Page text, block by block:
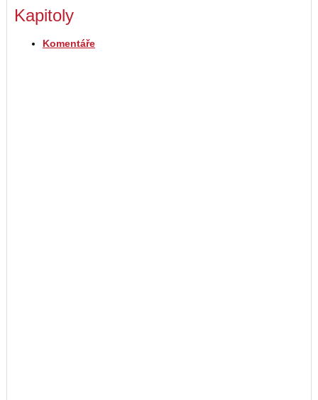
Kapitoly
Komentáře